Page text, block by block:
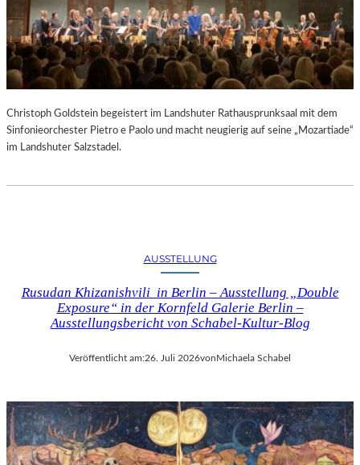
Christoph Goldstein begeistert im Landshuter Rathausprunksaal mit dem
Sinfonieorchester Pietro e Paolo und macht neugierig auf seine „Mozartiade“
im Landshuter Salzstadel.
AUSSTELLUNG
Rusudan Khizanishvili in Berlin – Ausstellung „Double
Exposure“ in der Kornfeld Galerie Berlin –
Ausstellungsbericht von Schabel-Kultur-Blog
Veröffentlicht am:26. Juli 2026vonMichaela Schabel